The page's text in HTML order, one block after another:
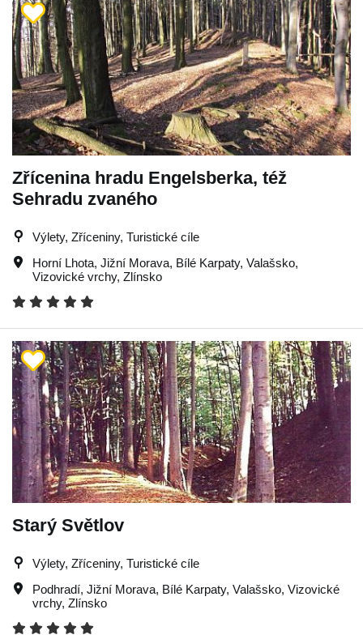
Zřícenina hradu Engelsberka, též
Sehradu zvaného
Výlety, Zříceniny, Turistické cíle
Horní Lhota, Jižní Morava, Bílé Karpaty, Valašsko,
Vizovické vrchy, Zlínsko
Starý Světlov
Výlety, Zříceniny, Turistické cíle
Podhradí, Jižní Morava, Bílé Karpaty, Valašsko, Vizovické
vrchy, Zlínsko